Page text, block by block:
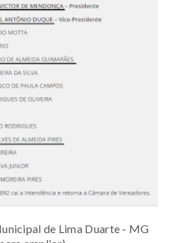
de Lima Duarte - MG